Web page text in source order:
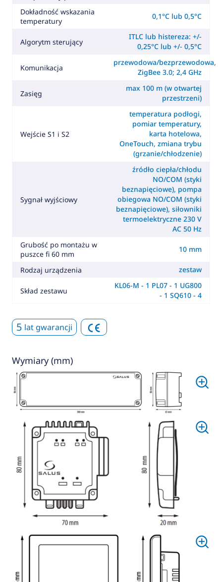
Dokładność wskazania
temperatury
0,1°C lub 0,5°C
Algorytm sterujący
ITLC lub histereza: +/-
0,25°C lub +/- 0,5°C
Komunikacja
przewodowa/bezprzewodowa,
ZigBee 3.0; 2,4 GHz
Zasięg
max 100 m (w otwartej
przestrzeni)
Wejście S1 i S2
temperatura podłogi,
pomiar temperatury,
karta hotelowa,
OneTouch, zmiana trybu
(grzanie/chłodzenie)
Sygnał wyjściowy
źródło ciepła/chłodu
NO/COM (styki
beznapięciowe), pompa
obiegowa NO/COM (styki
beznapięciowe), siłowniki
termoelektryczne 230 V
AC 50 Hz
Grubość po montażu w
puszce fi 60 mm
10 mm
Rodzaj urządzenia zestaw
Skład zestawu
KL06-M - 1 PL07 - 1 UG800
- 1 SQ610 - 4
5 lat gwarancji
Wymiary (mm)